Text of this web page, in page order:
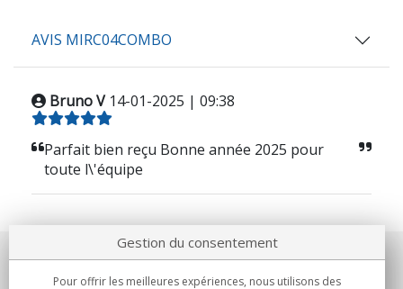
AVIS MIRC04COMBO
Bruno V 14-01-2025 | 09:38
Parfait bien reçu Bonne année 2025 pour
toute l\'équipe
Notre société
Gestion du consentement
Pour offrir les meilleures expériences, nous utilisons des